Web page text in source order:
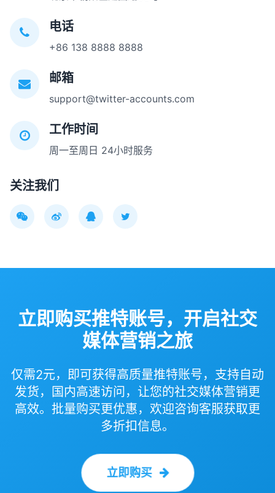
电话
+86 138 8888 8888
邮箱
support@twitter-accounts.com
工作时间
周一至周日 24小时服务
关注我们
立即购买推特账号，开启社交
媒体营销之旅
仅需2元，即可获得高质量推特账号，支持自动
发货，国内高速访问，让您的社交媒体营销更
高效。批量购买更优惠，欢迎咨询客服获取更
多折扣信息。
立即购买